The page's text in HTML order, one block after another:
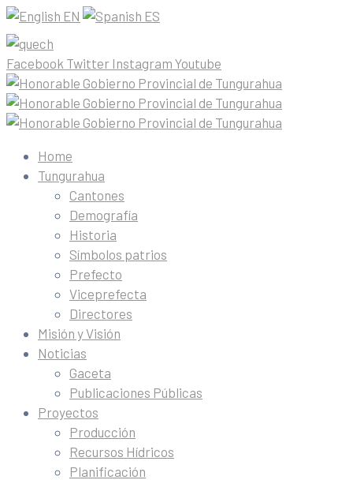
EN ES
Facebook Twitter Instagram Youtube
Home
Tungurahua
Cantones
Demografía
Historia
Símbolos patrios
Prefecto
Viceprefecta
Directores
Misión y Visión
Noticias
Gaceta
Publicaciones Públicas
Proyectos
Producción
Recursos Hídricos
Planificación